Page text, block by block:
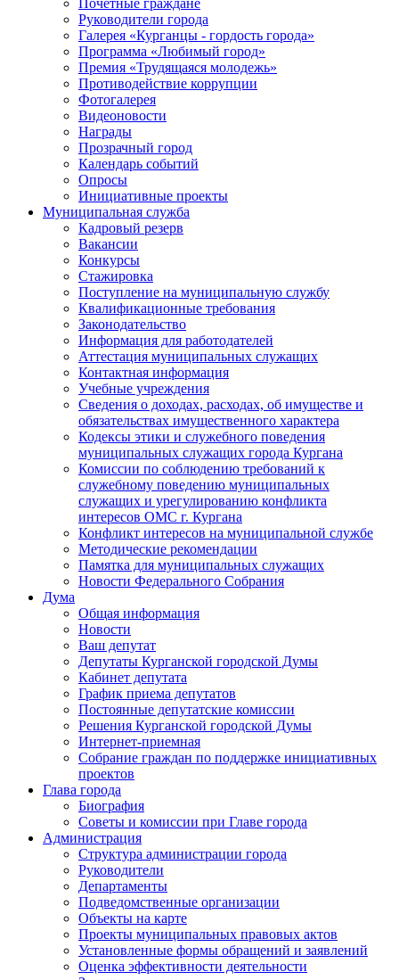
Почётные граждане
Руководители города
Галерея «Курганцы - гордость города»
Программа «Любимый город»
Премия «Трудящаяся молодежь»
Противодействие коррупции
Фотогалерея
Видеоновости
Награды
Прозрачный город
Календарь событий
Опросы
Инициативные проекты
Муниципальная служба
Кадровый резерв
Вакансии
Конкурсы
Стажировка
Поступление на муниципальную службу
Квалификационные требования
Законодательство
Информация для работодателей
Аттестация муниципальных служащих
Контактная информация
Учебные учреждения
Сведения о доходах, расходах, об имуществе и
обязательствах имущественного характера
Кодексы этики и служебного поведения
муниципальных служащих города Кургана
Комиссии по соблюдению требований к
служебному поведению муниципальных
служащих и урегулированию конфликта
интересов ОМС г. Кургана
Конфликт интересов на муниципальной службе
Методические рекомендации
Памятка для муниципальных служащих
Новости Федерального Cобрания
Дума
Общая информация
Новости
Ваш депутат
Депутаты Курганской городской Думы
Кабинет депутата
График приема депутатов
Постоянные депутатские комиссии
Решения Курганской городской Думы
Интернет-приемная
Собрание граждан по поддержке инициативных
проектов
Глава города
Биография
Советы и комиссии при Главе города
Администрация
Структура администрации города
Руководители
Департаменты
Подведомственные организации
Объекты на карте
Проекты муниципальных правовых актов
Установленные формы обращений и заявлений
Оценка эффективности деятельности